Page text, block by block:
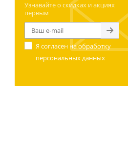
Узнавайте о скидках и акциях
первым
Я согласен наобработку
персональных данных